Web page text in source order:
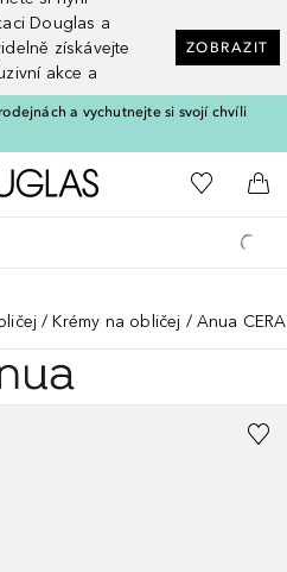
Douglas a
získávejte
akce a
ZOBRAZIT
a vychutnejte si svojí chvíli
Domů K mému
Do
Krémy na obličej Anua